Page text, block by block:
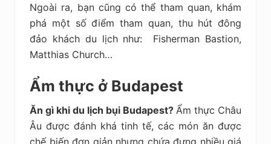
Ngoài ra, bạn cũng có thể tham quan, khám
phá một số điểm tham quan, thu hút đông
đảo khách du lịch như: Fisherman Bastion,
Matthias Church…
Ẩm thực ở Budapest
Ăn gì khi du lịch bụi Budapest? Ẩm thực Châu
Âu được đánh khá tinh tế, các món ăn được